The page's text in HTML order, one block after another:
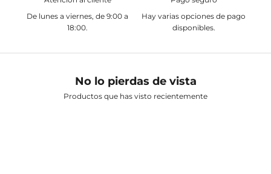
De lunes a viernes, de 9:00 a
18:00.
Hay varias opciones de pago
disponibles.
No lo pierdas de vista
Productos que has visto recientemente